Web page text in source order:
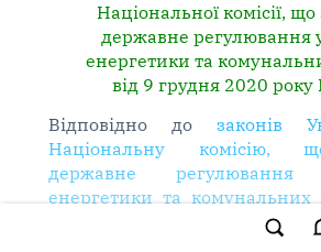
Національної комісії,
державне регулювання
енергетики та
від 9 грудня 2020 року
Відповідно до законів
Національну комісію,
державне
енергетики та комунальних
ринок електричної енергії"